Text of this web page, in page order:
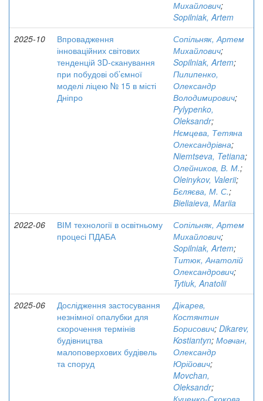
Михайлович;
Sopilniak, Artem
2025-10
Впровадження
інноваційних світових
тенденцій 3D-сканування
при побудові об’ємної
моделі ліцею № 15 в місті
Дніпро
Сопільняк, Артем
Михайлович;
Sopilniak, Artem;
Пилипенко,
Олександр
Володимирович;
Pylypenko,
Oleksandr;
Нємцева, Тетяна
Олександрівна;
Niemtseva, Tetiana;
Олейников, В. М.;
Oleinykov, Valerii;
Бєляєва, М. С.;
Bieliaieva, Mariia
2022-06
ВІМ технології в освітньому
процесі ПДАБА
Сопільняк, Артем
Михайлович;
Sopilniak, Artem;
Титюк, Анатолій
Олександрович;
Tytiuk, Anatolii
2025-06
Дослідження застосування
незнімної опалубки для
скорочення термінів
будівництва
малоповерхових будівель
та споруд
Дікарев,
Костянтин
Борисович; Dikarev,
Kostiantyn; Мовчан,
Олександр
Юрійович;
Movchan,
Oleksandr;
Куценко-Скокова,